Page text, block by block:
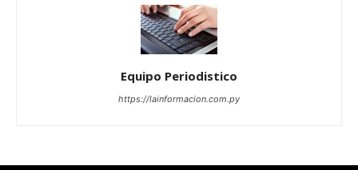
Equipo Periodistico
https://lainformacion.com.py